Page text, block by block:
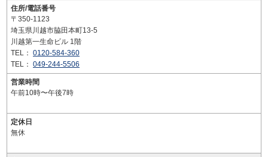
住所/電話番号
〒350-1123
埼玉県川越市脇田本町13-5
川越第一生命ビル 1階
TEL： 0120-584-360
TEL： 049-244-5506
営業時間
午前10時〜午後7時
定休日
無休